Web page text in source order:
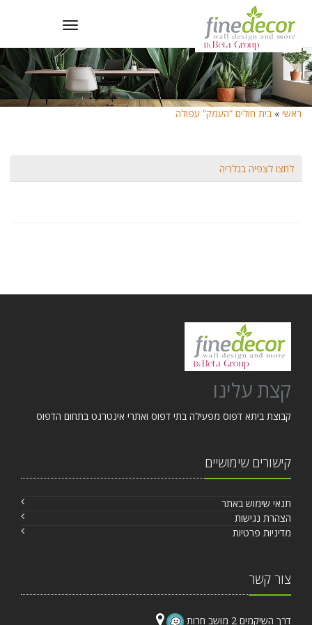
Toggle
navigation
ראשי » בית חולים “העמק” עפולה
לחצו לצפיה בגלריה
קצת עלינו
קבוצת ביתא דפוס מפעילה בתי דפוס ואתרי אינטרנט בתחום הדפוס
קישורים שימושיים
תנאי שימוש באתר
הצהרת נגישות
מדיניות פרטיות
צור קשר
דרך השיקמים 2 מושב חרות